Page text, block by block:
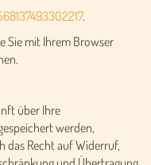
.
Sie mit Ihrem Browser
über Ihre
werden,
das Recht auf Widerruf,